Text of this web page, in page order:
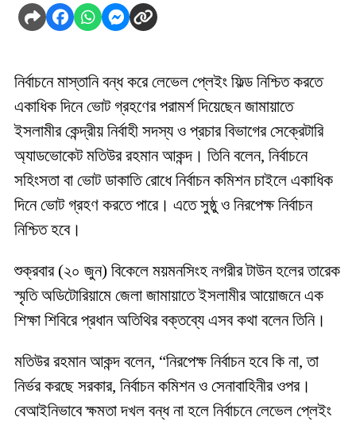
নির্বাচনে মাস্তানি বন্ধ করে লেভেল প্লেইং ফিল্ড নিশ্চিত করতে
একাধিক দিনে ভোট গ্রহণের পরামর্শ দিয়েছেন জামায়াতে
ইসলামীর কেন্দ্রীয় নির্বাহী সদস্য ও প্রচার বিভাগের সেক্রেটারি
অ্যাডভোকেট মতিউর রহমান আকন্দ। তিনি বলেন, নির্বাচনে
সহিংসতা বা ভোট ডাকাতি রোধে নির্বাচন কমিশন চাইলে একাধিক
দিনে ভোট গ্রহণ করতে পারে। এতে সুষ্ঠু ও নিরপেক্ষ নির্বাচন
নিশ্চিত হবে।
শুক্রবার (২০ জুন) বিকেলে ময়মনসিংহ নগরীর টাউন হলের তারেক
স্মৃতি অডিটোরিয়ামে জেলা জামায়াতে ইসলামীর আয়োজনে এক
শিক্ষা শিবিরে প্রধান অতিথির বক্তব্যে এসব কথা বলেন তিনি।
মতিউর রহমান আকন্দ বলেন, “নিরপেক্ষ নির্বাচন হবে কি না, তা
নির্ভর করছে সরকার, নির্বাচন কমিশন ও সেনাবাহিনীর ওপর।
বেআইনিভাবে ক্ষমতা দখল বন্ধ না হলে নির্বাচনে লেভেল প্লেইং